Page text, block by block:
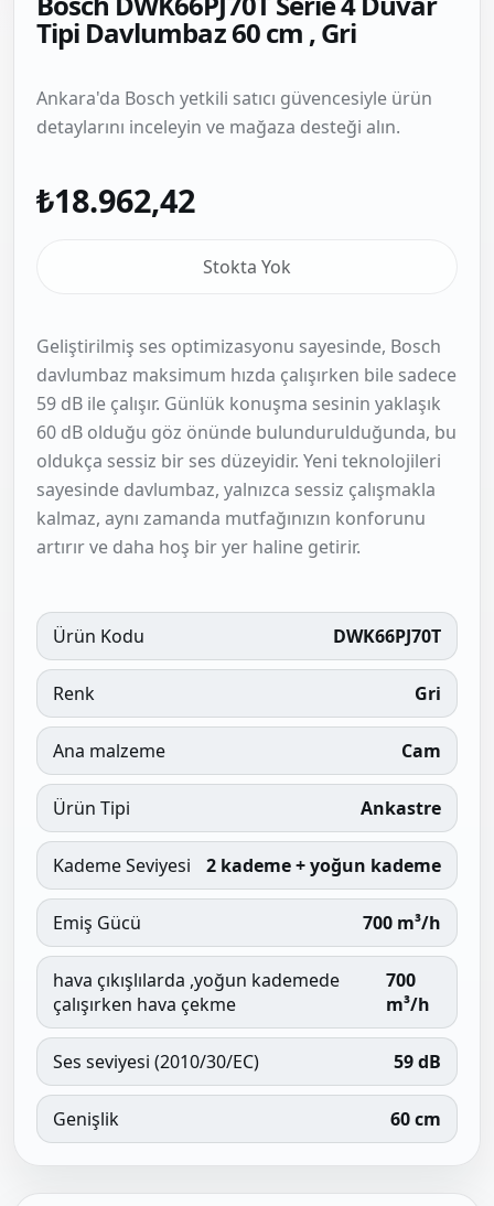
Tipi Davlumbaz 60 cm , Gri
Ankara'da Bosch yetkili satıcı güvencesiyle ürün
detaylarını inceleyin ve mağaza desteği alın.
₺18.962,42
Stokta Yok
Geliştirilmiş ses optimizasyonu sayesinde, Bosch
davlumbaz maksimum hızda çalışırken bile sadece
59 dB ile çalışır. Günlük konuşma sesinin yaklaşık
60 dB olduğu göz önünde bulundurulduğunda, bu
oldukça sessiz bir ses düzeyidir. Yeni teknolojileri
sayesinde davlumbaz, yalnızca sessiz çalışmakla
kalmaz, aynı zamanda mutfağınızın konforunu
artırır ve daha hoş bir yer haline getirir.
Ürün Kodu DWK66PJ70T
Renk Gri
Ana malzeme Cam
Ürün Tipi Ankastre
Kademe Seviyesi 2 kademe + yoğun kademe
Emiş Gücü 700 m³/h
hava çıkışlılarda ,yoğun kademede
çalışırken hava çekme
700
m³/h
Ses seviyesi (2010/30/EC) 59 dB
Genişlik 60 cm